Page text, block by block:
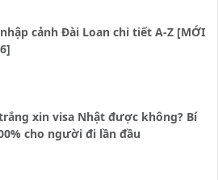
cảnh Đài Loan chi tiết A-Z [MỚI
xin visa Nhật được không? Bí
cho người đi lần đầu